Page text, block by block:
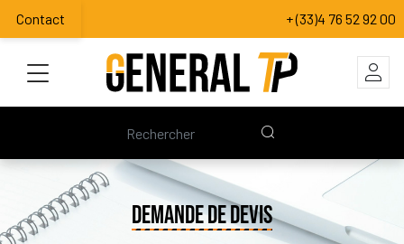
Contact + (33)4 76 52 92 00
DEMANDE DE DEVIS